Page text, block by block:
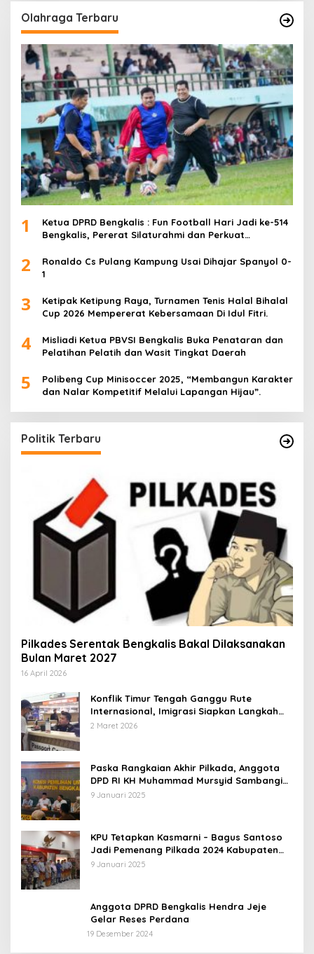
Olahraga Terbaru
1
Ketua DPRD Bengkalis : Fun Football Hari Jadi ke-514
Bengkalis, Pererat Silaturahmi dan Perkuat
2
Ronaldo Cs Pulang Kampung Usai Dihajar Spanyol 0-
1
3
Ketipak Ketipung Raya, Turnamen Tenis Halal Bihalal
Cup 2026 Mempererat Kebersamaan Di Idul Fitri.
4
Misliadi Ketua PBVSI Bengkalis Buka Penataran dan
Pelatihan Pelatih dan Wasit Tingkat Daerah
5
Polibeng Cup Minisoccer 2025, “Membangun Karakter
dan Nalar Kompetitif Melalui Lapangan Hijau”.
Politik Terbaru
Pilkades Serentak Bengkalis Bakal Dilaksanakan
Bulan Maret 2027
16 April 2026
Konflik Timur Tengah Ganggu Rute
Internasional, Imigrasi Siapkan Langkah
Antisipatif
2 Maret 2026
Paska Rangkaian Akhir Pilkada, Anggota
DPD RI KH Muhammad Mursyid Sambangi
KPU Bengkalis
9 Januari 2025
KPU Tetapkan Kasmarni – Bagus Santoso
Jadi Pemenang Pilkada 2024 Kabupaten
Bengkalis
9 Januari 2025
Anggota DPRD Bengkalis Hendra Jeje
Gelar Reses Perdana
19 Desember 2024